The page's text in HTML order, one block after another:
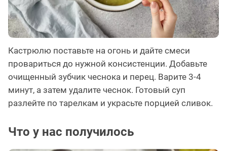
Кастрюлю поставьте на огонь и дайте смеси
провариться до нужной консистенции. Добавьте
очищенный зубчик чеснока и перец. Варите 3-4
минут, а затем удалите чеснок. Готовый суп
разлейте по тарелкам и украсьте порцией сливок.
Что у нас получилось